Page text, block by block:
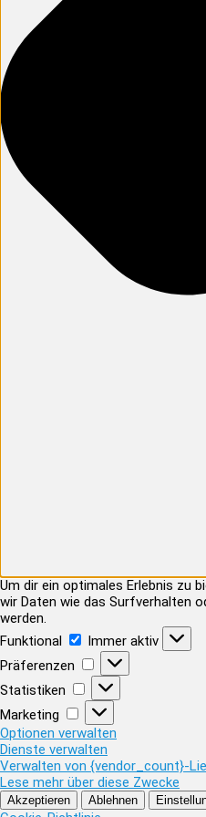
Um dir ein optimales Erlebnis zu
wir Daten wie das Surfverhalten
werden.
Funktional
Funktional
Immer aktiv
Präferenzen
Präferenzen
Statistiken
Statistiken
Marketing
Marketing
Optionen verwalten
Dienste verwalten
Verwalten von {vendor_count}-
Lese mehr über diese Zwecke
Akzeptieren Ablehnen